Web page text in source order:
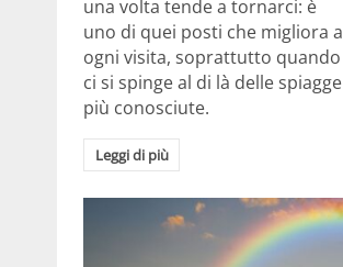
una volta tende a tornarci: è
uno di quei posti che migliora a
ogni visita, soprattutto quando
ci si spinge al di là delle spiagge
più conosciute.
Leggi di più